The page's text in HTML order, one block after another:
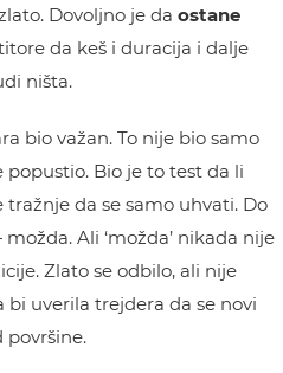
Dovoljno je da ostane
da keš i duracija i dalje
ništa.
bio važan. To nije bio samo
Bio je to test da li
da se samo uhvati. Do
Ali ‘možda’ nikada nije
Zlato se odbilo, ali nije
uverila trejdera da se novi
površine.